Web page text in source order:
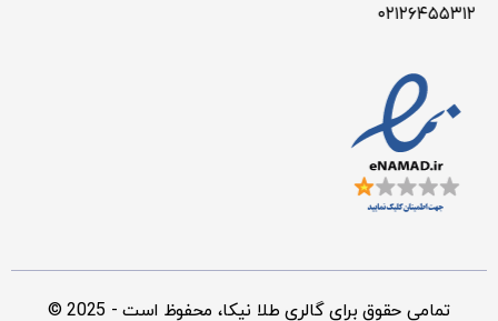
۰۲۱۲۶۴۵۵۳۱۲
© 2025 - تمامی حقوق برای گالری طلا نیکا، محفوظ است